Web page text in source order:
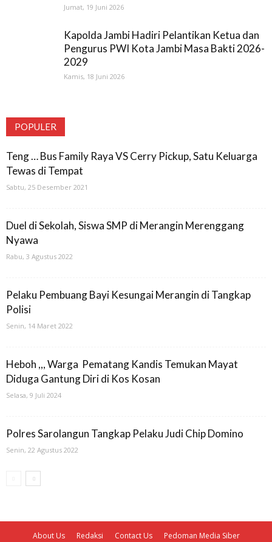
Jumat, 19 Juni 2026
Kapolda Jambi Hadiri Pelantikan Ketua dan
Pengurus PWI Kota Jambi Masa Bakti 2026-
2029
Kamis, 18 Juni 2026
POPULER
Teng … Bus Family Raya VS Cerry Pickup, Satu Keluarga
Tewas di Tempat
Sabtu, 25 Desember 2021
Duel di Sekolah, Siswa SMP di Merangin Merenggang
Nyawa
Rabu, 3 Agustus 2022
Pelaku Pembuang Bayi Kesungai Merangin di Tangkap
Polisi
Senin, 14 Maret 2022
Heboh ,,, Warga Pematang Kandis Temukan Mayat
Diduga Gantung Diri di Kos Kosan
Selasa, 9 Juli 2024
Polres Sarolangun Tangkap Pelaku Judi Chip Domino
Senin, 22 Agustus 2022
About Us Redaksi Contact Us Pedoman Media Siber